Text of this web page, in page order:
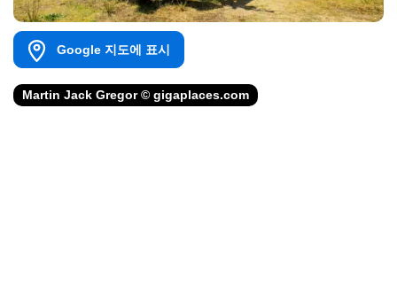
Google 지도에 표시
Martin Jack Gregor © gigaplaces.com